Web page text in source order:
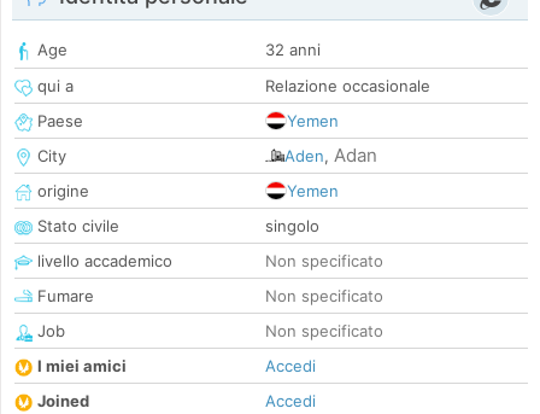
Age
32 anni
qui a
Relazione occasionale
Paese
Yemen
City
Aden, Adan
origine
Yemen
Stato civile
singolo
livello accademico
Non specificato
Fumare
Non specificato
Job
Non specificato
I miei amici
Accedi
Joined
Accedi